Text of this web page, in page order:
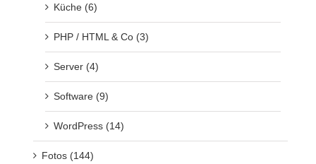
Küche (6)
PHP / HTML & Co (3)
Server (4)
Software (9)
WordPress (14)
Fotos (144)